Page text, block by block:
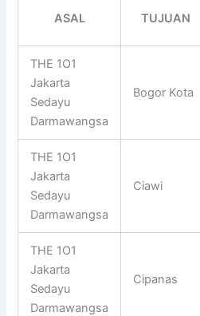
ASAL TUJUAN
THE 1O1
Jakarta
Sedayu
Darmawangsa
Bogor Kota
THE 1O1
Jakarta
Sedayu
Darmawangsa
Ciawi
THE 1O1
Jakarta
Sedayu
Darmawangsa
Cipanas